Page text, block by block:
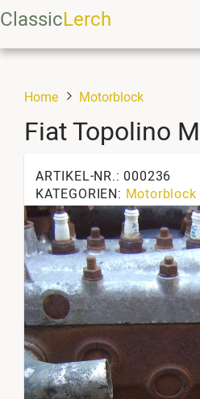
ClassicLerch
Home Motorblock
Fiat Topolino
ARTIKEL-NR.: 000236
KATEGORIEN: Motorblock